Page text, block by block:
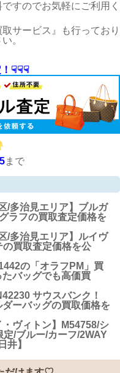
すのでお気軽にご利用く
サービス』も行っており
。
！☟☟☟
まで
/多治見エリア】ブルガ
ラフの買取査定価格を
/多治見エリア】ルイヴ
の買取査定価格を公
の「オラフPM」買
バッグでも高価買
サウスバンク！
ーバッグの買取価格を
ヴィトン】M54758/シ
/ブルー/カーフ/2WAY
井】